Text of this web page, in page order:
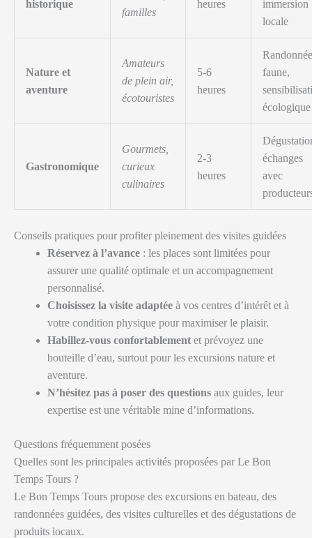
historique
familles
heures
immersion
locale
Nature et
aventure
Amateurs
de plein air,
écotouristes
5-6
heures
faune,
écologique
Gastronomique
Gourmets,
curieux
culinaires
2-3
heures
échanges
avec
Conseils pratiques pour profiter pleinement des visites guidées
Réservez à l’avance : les places sont limitées pour
assurer une qualité optimale et un accompagnement
personnalisé.
Choisissez la visite adaptée à vos centres d’intérêt et à
votre condition physique pour maximiser le plaisir.
Habillez-vous confortablement et prévoyez une
bouteille d’eau, surtout pour les excursions nature et
aventure.
N’hésitez pas à poser des questions aux guides, leur
expertise est une véritable mine d’informations.
Questions fréquemment posées
Quelles sont les principales activités proposées par Le Bon
Temps Tours ?
Le Bon Temps Tours propose des excursions en bateau, des
randonnées guidées, des visites culturelles et des dégustations de
produits locaux.